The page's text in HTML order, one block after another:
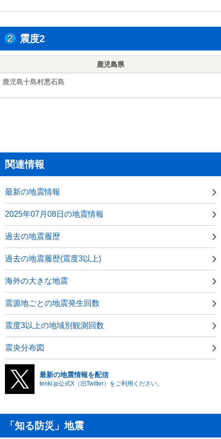
震度2
鹿児島県
鹿児島十島村悪石島
関連情報
最新の地震情報
2025年07月08日の地震情報
過去の地震履歴
過去の地震履歴(震度3以上)
海外の大きな地震
震源地ごとの地震発生回数
震度3以上の地域別観測回数
震央分布図
最新の地震情報を配信
tenki.jp公式X（旧Twitter）をご利用ください。
「知る防災」地震